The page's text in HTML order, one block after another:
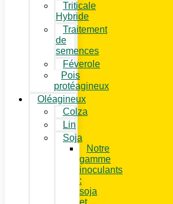
Triticale
Hybride
Traitement
de
semences
Féverole
Pois
protéagineux
Oléagineux
Colza
Lin
Soja
Notre
gamme
inoculants
:
soja
et